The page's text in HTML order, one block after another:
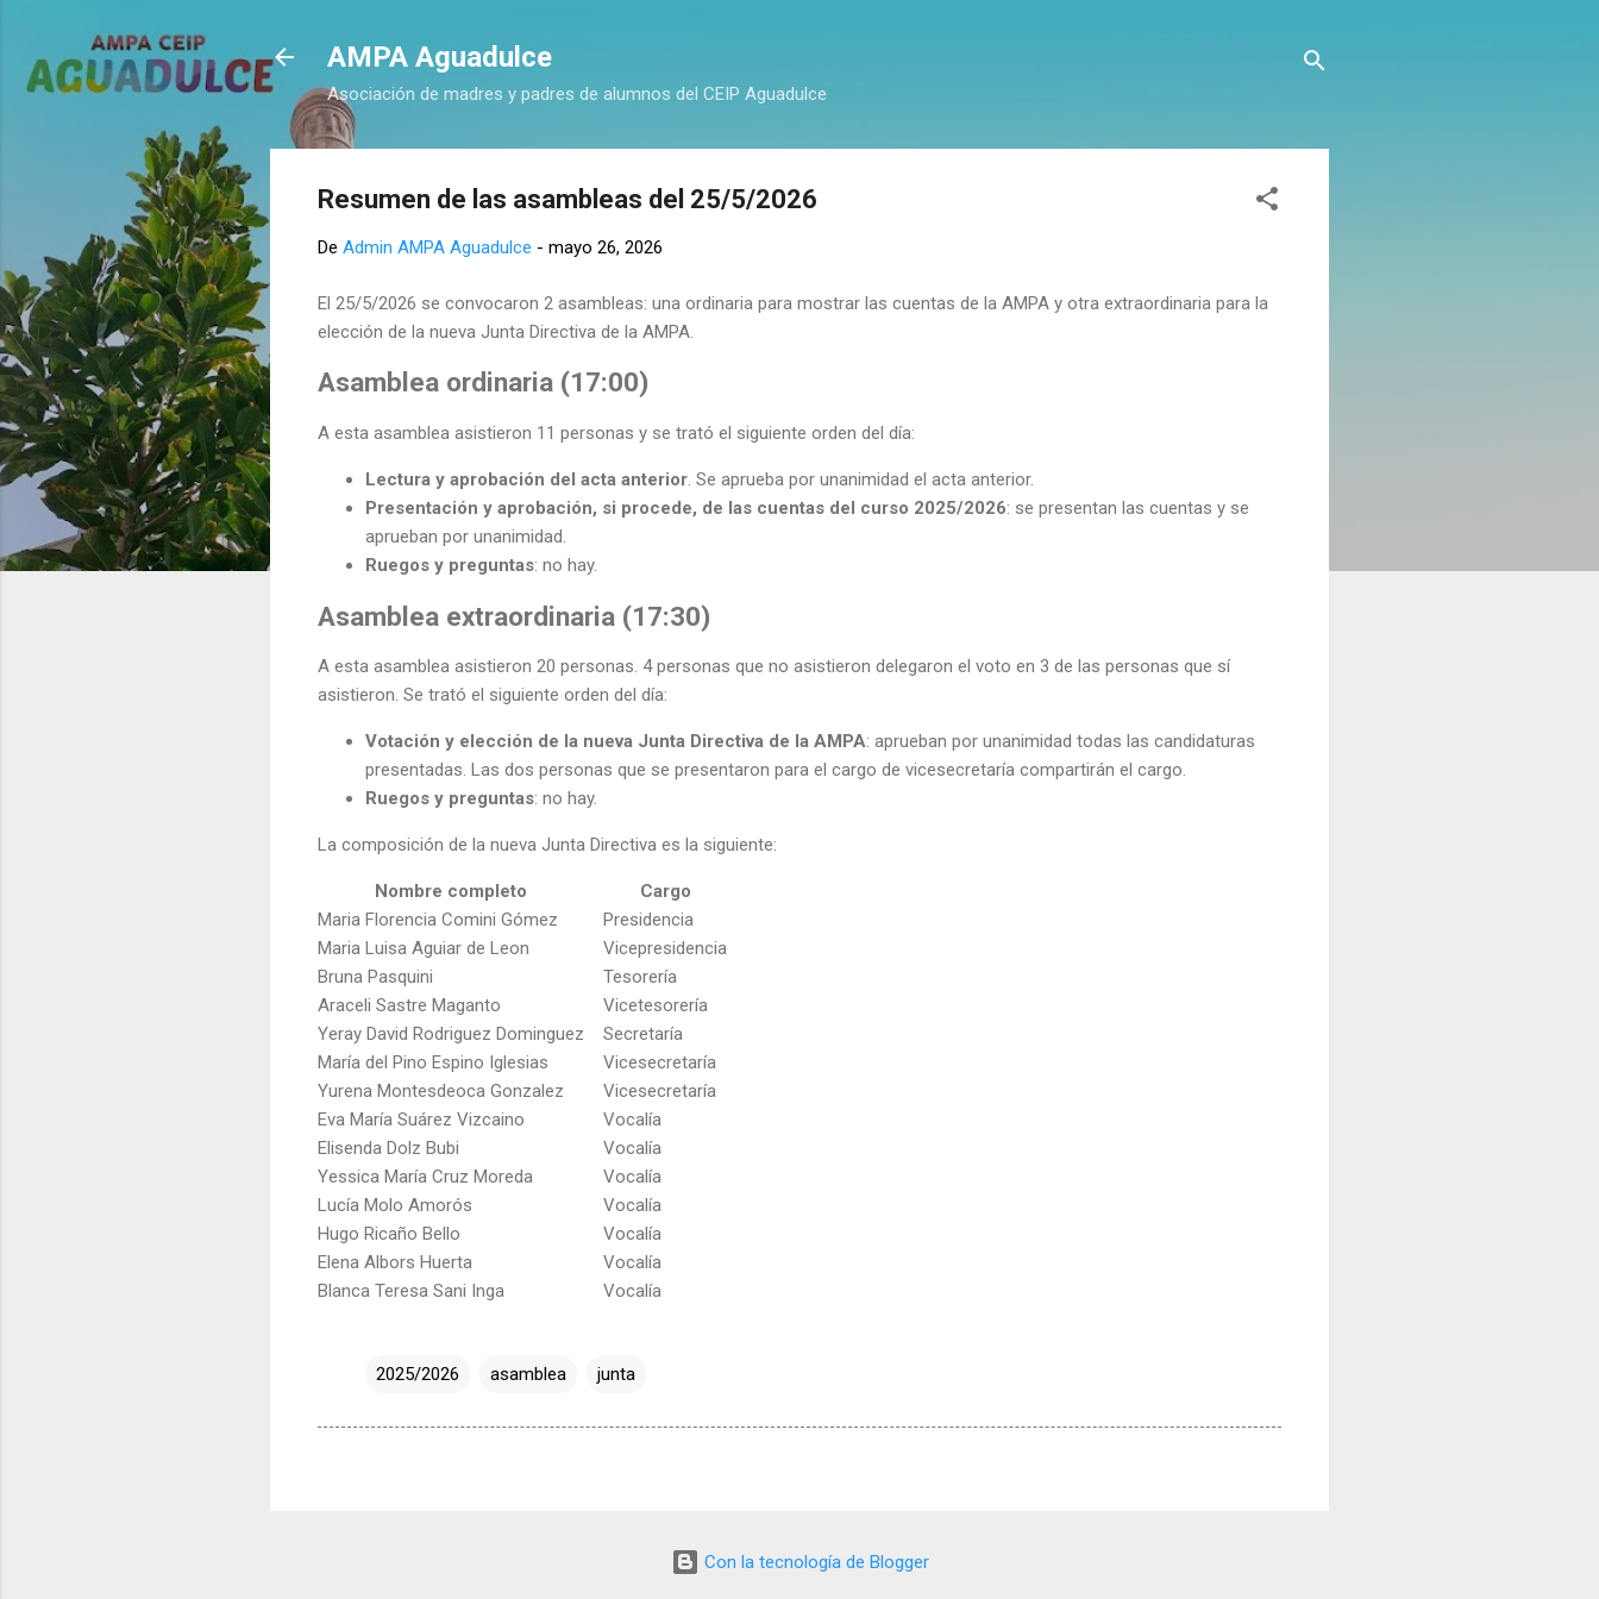
AMPA Aguadulce
Asociación de madres y padres de alumnos del CEIP Aguadulce
Resumen de las asambleas del 25/5/2026
De Admin AMPA Aguadulce - mayo 26, 2026
El 25/5/2026 se convocaron 2 asambleas: una ordinaria para mostrar las cuentas de la AMPA y otra extraordinaria para la
elección de la nueva Junta Directiva de la AMPA.
Asamblea ordinaria (17:00)
A esta asamblea asistieron 11 personas y se trató el siguiente orden del día:
Lectura y aprobación del acta anterior. Se aprueba por unanimidad el acta anterior.
Presentación y aprobación, si procede, de las cuentas del curso 2025/2026: se presentan las cuentas y se
aprueban por unanimidad.
Ruegos y preguntas: no hay.
Asamblea extraordinaria (17:30)
A esta asamblea asistieron 20 personas. 4 personas que no asistieron delegaron el voto en 3 de las personas que sí
asistieron. Se trató el siguiente orden del día:
Votación y elección de la nueva Junta Directiva de la AMPA: aprueban por unanimidad todas las candidaturas
presentadas. Las dos personas que se presentaron para el cargo de vicesecretaría compartirán el cargo.
Ruegos y preguntas: no hay.
La composición de la nueva Junta Directiva es la siguiente:
Nombre completo
Cargo
Maria Florencia Comini Gómez
Presidencia
Maria Luisa Aguiar de Leon
Vicepresidencia
Bruna Pasquini
Tesorería
Araceli Sastre Maganto
Vicetesorería
Yeray David Rodriguez Dominguez Secretaría
María del Pino Espino Iglesias
Vicesecretaría
Yurena Montesdeoca Gonzalez
Vicesecretaría
Eva María Suárez Vizcaino
Vocalía
Elisenda Dolz Bubi
Vocalía
Yessica María Cruz Moreda
Vocalía
Lucía Molo Amorós
Vocalía
Hugo Ricaño Bello
Vocalía
Elena Albors Huerta
Vocalía
Blanca Teresa Sani Inga
Vocalía
2025/2026 asamblea junta
Con la tecnología de Blogger